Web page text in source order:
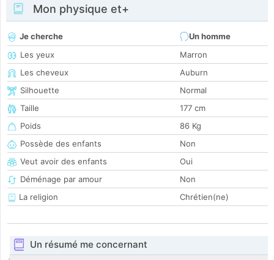
Mon physique et+
Je cherche
Un homme
Les yeux
Marron
Les cheveux
Auburn
Silhouette
Normal
Taille
177 cm
Poids
86 Kg
Possède des enfants
Non
Veut avoir des enfants
Oui
Déménage par amour
Non
La religion
Chrétien(ne)
Un résumé me concernant